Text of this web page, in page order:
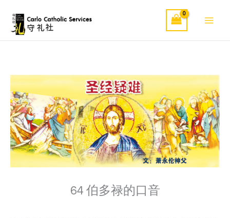
content
64 伯多禄的口音